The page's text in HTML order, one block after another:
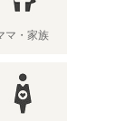
マ・家族